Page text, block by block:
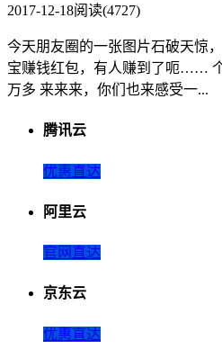
2017-12-18阅读(4727)
今天朋友圈的一张图片石破天惊
宝赚钱红包，有人赚到了呃……
万多 来来来，你们也来感受一...
腾讯云
优惠直达
阿里云
官网直达
京东云
优惠直达